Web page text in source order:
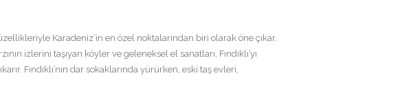
Karadeniz’in en özel noktalarından biri olarak öne çıkar.
izlerini taşıyan köyler ve geleneksel el sanatları, Fındıklı’yı
Fındıklı’nın dar sokaklarında yürürken, eski taş evleri,